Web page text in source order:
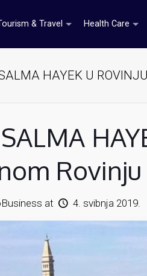
& Travel Health Care
HAYEK U
Rovinju
at 4. svibnja 2019.